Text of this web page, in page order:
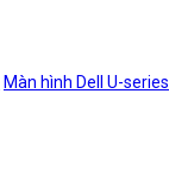
Màn hình Dell U-series